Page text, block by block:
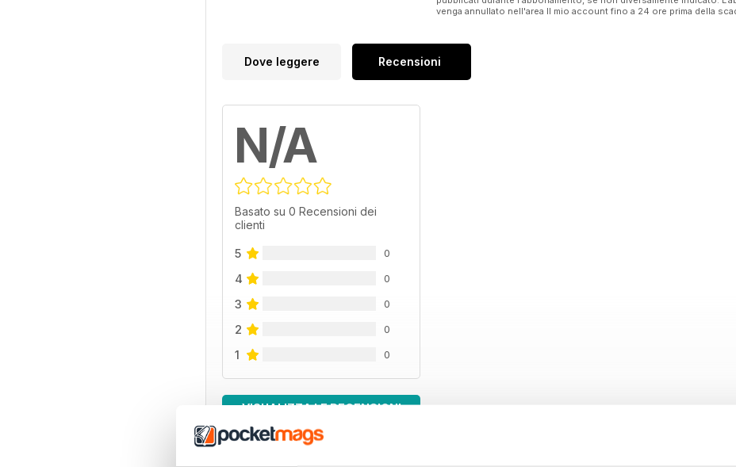
venga annullato nell'area Il mio account fino a 24 ore prima della
Dove leggere Recensioni
N/A
Basato su 0 Recensioni dei
clienti
5 0
4 0
3 0
2 0
1 0
VISUALIZZA LE RECENSIONI